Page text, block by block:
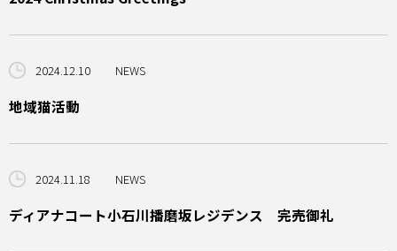
2024.12.10 NEWS
地域猫活動
2024.11.18 NEWS
ディアナコート小石川播磨坂レジデンス 完売御礼